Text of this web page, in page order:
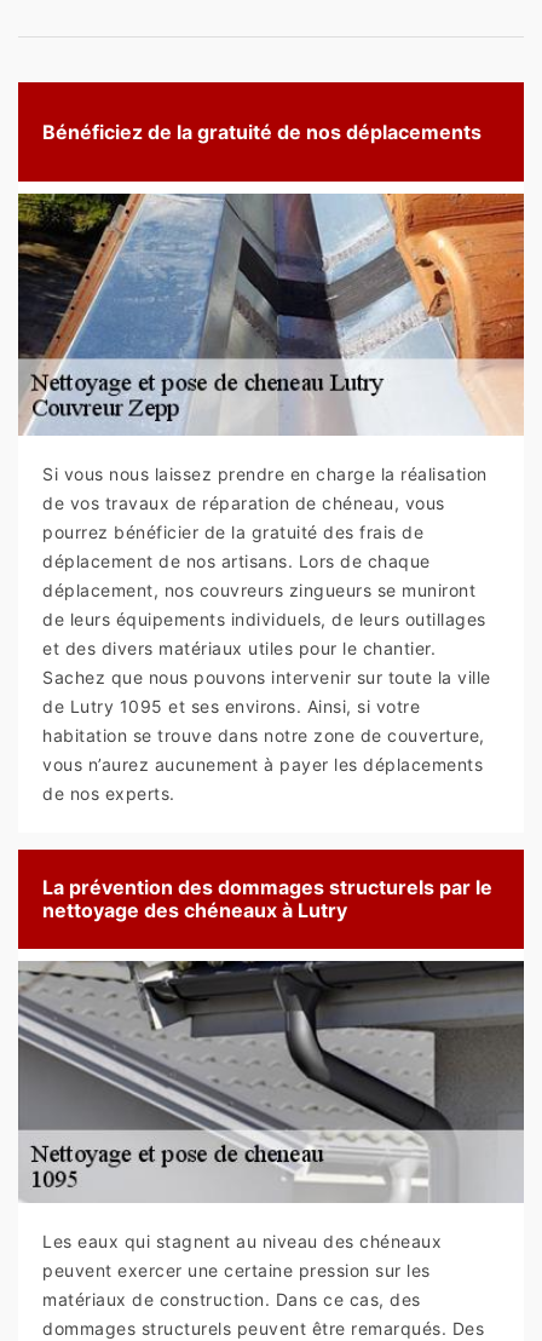
Bénéficiez de la gratuité de nos déplacements
Si vous nous laissez prendre en charge la réalisation
de vos travaux de réparation de chéneau, vous
pourrez bénéficier de la gratuité des frais de
déplacement de nos artisans. Lors de chaque
déplacement, nos couvreurs zingueurs se muniront
de leurs équipements individuels, de leurs outillages
et des divers matériaux utiles pour le chantier.
Sachez que nous pouvons intervenir sur toute la ville
de Lutry 1095 et ses environs. Ainsi, si votre
habitation se trouve dans notre zone de couverture,
vous n’aurez aucunement à payer les déplacements
de nos experts.
La prévention des dommages structurels par le
nettoyage des chéneaux à Lutry
Les eaux qui stagnent au niveau des chéneaux
peuvent exercer une certaine pression sur les
matériaux de construction. Dans ce cas, des
dommages structurels peuvent être remarqués. Des